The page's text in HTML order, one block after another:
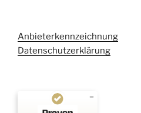
Anbieterkennzeichnung
Datenschutzerklärung